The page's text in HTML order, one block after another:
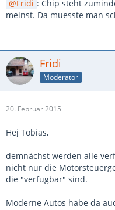
Fridi : Chip steht
meinst. Da muesste man
Fridi
Moderator
20. Februar 2015
Hej Tobias,
demnächst werden alle
nicht nur die
die "verfügbar" sind.
Moderne Autos habe da